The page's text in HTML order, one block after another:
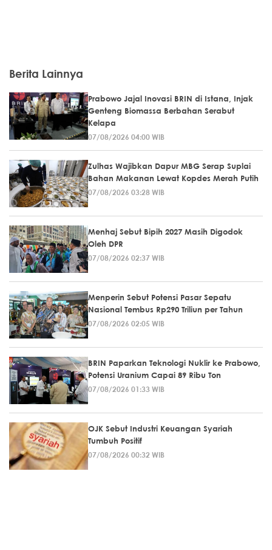
Berita Lainnya
Prabowo Jajal Inovasi BRIN di Istana, Injak
Genteng Biomassa Berbahan Serabut
Kelapa
07/08/2026 04:00 WIB
Zulhas Wajibkan Dapur MBG Serap Suplai
Bahan Makanan Lewat Kopdes Merah Putih
07/08/2026 03:28 WIB
Menhaj Sebut Bipih 2027 Masih Digodok
Oleh DPR
07/08/2026 02:37 WIB
Menperin Sebut Potensi Pasar Sepatu
Nasional Tembus Rp290 Triliun per Tahun
07/08/2026 02:05 WIB
BRIN Paparkan Teknologi Nuklir ke Prabowo,
Potensi Uranium Capai 89 Ribu Ton
07/08/2026 01:33 WIB
OJK Sebut Industri Keuangan Syariah
Tumbuh Positif
07/08/2026 00:32 WIB